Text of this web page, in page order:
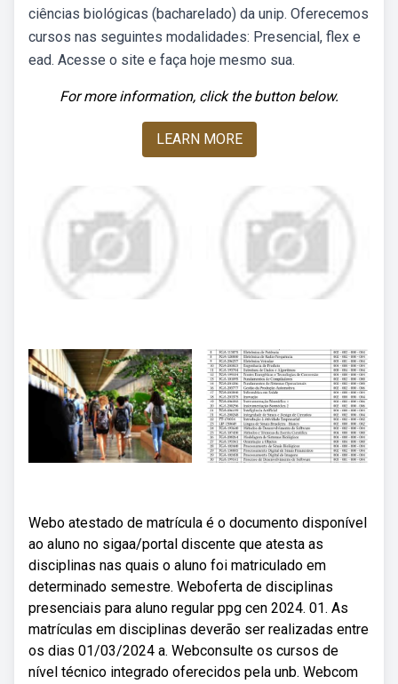
ciências biológicas (bacharelado) da unip. Oferecemos
cursos nas seguintes modalidades: Presencial, flex e
ead. Acesse o site e faça hoje mesmo sua.
For more information, click the button below.
LEARN MORE
Webo atestado de matrícula é o documento disponível
ao aluno no sigaa/portal discente que atesta as
disciplinas nas quais o aluno foi matriculado em
determinado semestre. Weboferta de disciplinas
presenciais para aluno regular ppg cen 2024. 01. As
matrículas em disciplinas deverão ser realizadas entre
os dias 01/03/2024 a. Webconsulte os cursos de
nível técnico integrado oferecidos pela unb. Webcom